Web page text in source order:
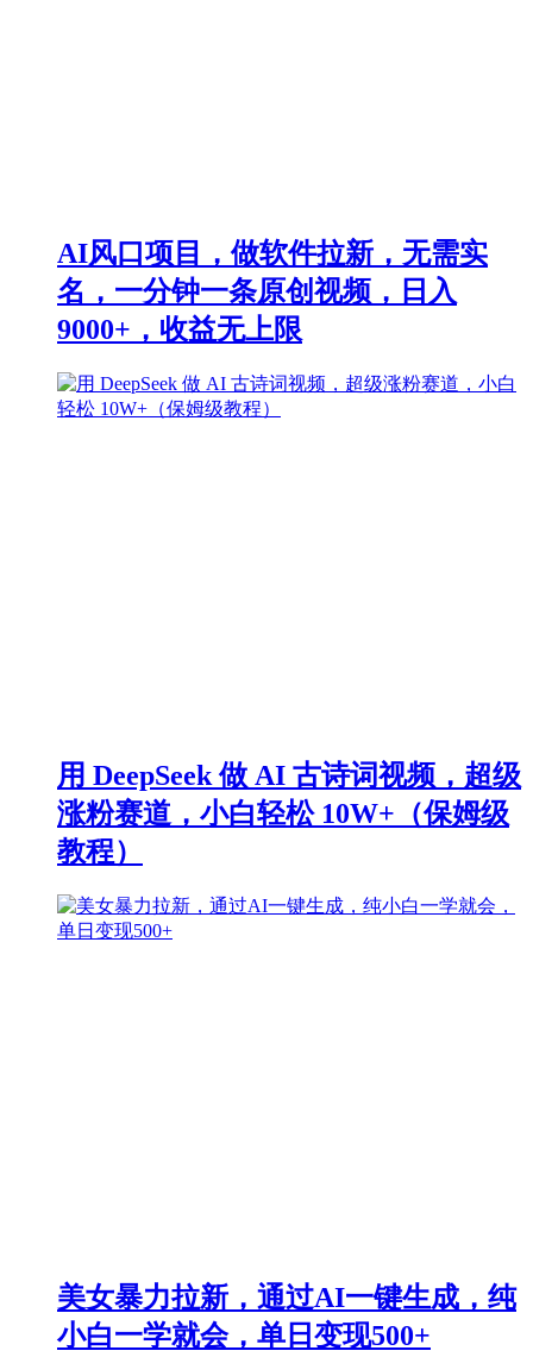
AI风口项目，做软件拉新，无需实
名，一分钟一条原创视频，日入
9000+，收益无上限
用 DeepSeek 做 AI 古诗词视频，超级
涨粉赛道，小白轻松 10W+（保姆级
教程）
美女暴力拉新，通过AI一键生成，纯
小白一学就会，单日变现500+